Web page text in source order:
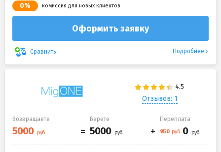
0% комиссия для новых клиентов
Оформить заявку
Сравнить Подробнее
Отзывов: 1
Возвращаете Берете Переплата